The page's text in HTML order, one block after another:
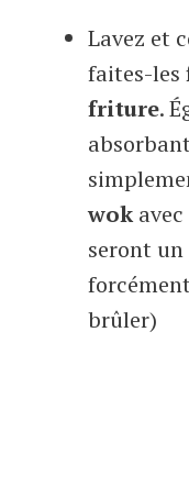
Lavez et
faites-les
friture.
wokavec
seront
brûler)